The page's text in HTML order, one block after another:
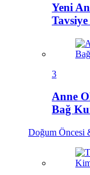
Yeni
3
Anne
Bağ
Doğum Öncesi